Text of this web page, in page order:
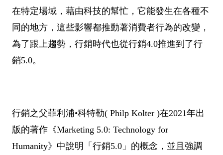
在特定場域，藉由科技的幫忙，它能發生在各種不
同的地方，這些影響都推動著消費者行為的改變，
為了跟上趨勢，行銷時代也從行銷4.0推進到了行
銷5.0。
行銷之父菲利浦•科特勒( Philp Kolter )在2021年出
版的著作《Marketing 5.0: Technology for
Humanity》 中說明「行銷5.0」的概念，並且強調